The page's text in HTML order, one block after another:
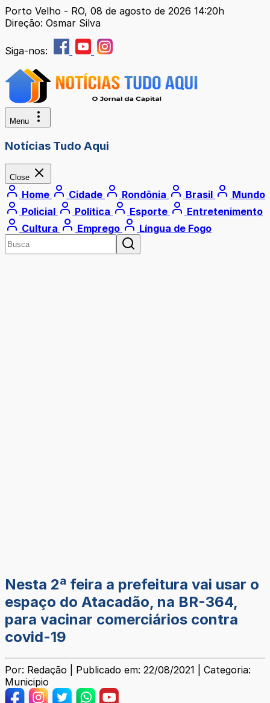
Porto Velho - RO, 08 de agosto de 2026 14:20h
Direção: Osmar Silva
Siga-nos:
Menu
Notícias Tudo Aqui
Close
Home Cidade Rondônia Brasil
Mundo
Policial
Política Esporte
Entretenimento
Cultura
Emprego Língua de Fogo
Nesta 2ª feira a prefeitura vai usar o
espaço do Atacadão, na BR-364,
para vacinar comerciários contra
covid-19
Por: Redação | Publicado em: 22/08/2021 | Categoria:
Municipio